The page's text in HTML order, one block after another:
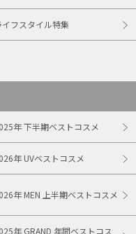
イフスタイル特集
年 下半期ベストコスメ
年 UVベストコスメ
年 MEN 上半期ベストコスメ
年 GRAND 年間ベストコス